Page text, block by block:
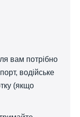
вам потрібно
водійське
(якщо